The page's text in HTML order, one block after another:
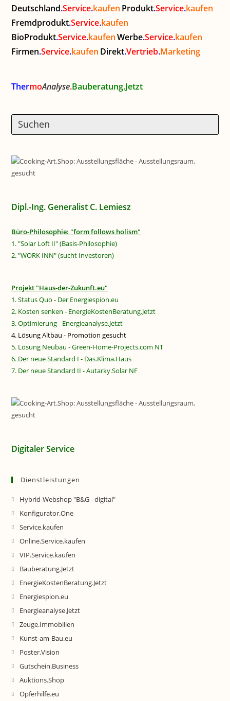
Deutschland.Service.kaufen Produkt.Service.kaufen
Fremdprodukt.Service.kaufen
BioProdukt.Service.kaufen Werbe.Service.kaufen
Firmen.Service.kaufen Direkt.Vertrieb.Marketing
ThermoAnalyse.Bauberatung.Jetzt
Dipl.-Ing. Generalist C. Lemiesz
Büro-Philosophie: "form follows holism"
1. "Solar Loft II" (Basis-Philosophie)
2. "WORK INN" (sucht Investoren)
Projekt "Haus-der-Zukunft.eu"
1. Status Quo - Der Energiespion.eu
2. Kosten senken - EnergieKostenBeratung.Jetzt
3. Optimierung - Energieanalyse.Jetzt
4. Lösung Altbau - Promotion gesucht
5. Lösung Neubau - Green-Home-Projects.com NT
6. Der neue Standard I - Das.Klima.Haus
7. Der neue Standard II - Autarky.Solar NF
Digitaler Service
Dienstleistungen
Hybrid-Webshop "B&G - digital"
Konfigurator.One
Service.kaufen
Online.Service.kaufen
VIP.Service.kaufen
Bauberatung.Jetzt
EnergieKostenBeratung.Jetzt
Energiespion.eu
Energieanalyse.Jetzt
Zeuge.Immobilien
Kunst-am-Bau.eu
Poster.Vision
Gutschein.Business
Auktions.Shop
Opferhilfe.eu